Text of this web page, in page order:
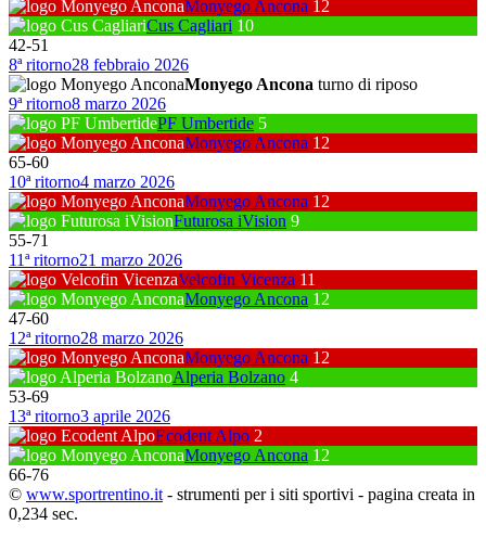
Monyego Ancona 12
Cus Cagliari 10
42-51
8ª ritorno28 febbraio 2026
Monyego Ancona turno di riposo
9ª ritorno8 marzo 2026
PF Umbertide 5
Monyego Ancona 12
65-60
10ª ritorno4 marzo 2026
Monyego Ancona 12
Futurosa iVision 9
55-71
11ª ritorno21 marzo 2026
Velcofin Vicenza 11
Monyego Ancona 12
47-60
12ª ritorno28 marzo 2026
Monyego Ancona 12
Alperia Bolzano 4
53-69
13ª ritorno3 aprile 2026
Ecodent Alpo 2
Monyego Ancona 12
66-76
© www.sportrentino.it - strumenti per i siti sportivi - pagina creata in
0,234 sec.